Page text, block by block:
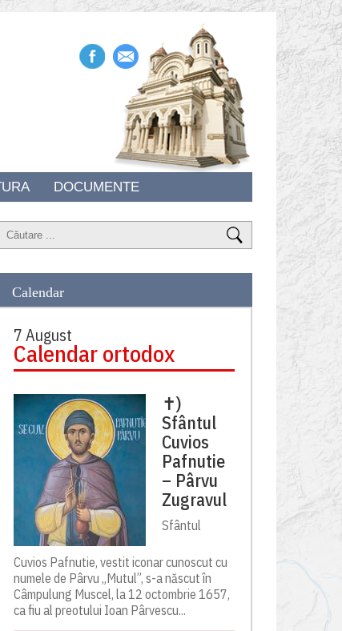
DOCUMENTE
Calendar
7 August
Calendar ortodox
✝)
Sfântul
Cuvios
Pafnutie
– Pârvu
Zugravul
Sfântul
Cuvios Pafnutie, vestit iconar cunoscut cu
numele de Pârvu „Mutul”, s-a născut în
Câmpulung Muscel, la 12 octombrie 1657,
ca fiu al preotului Ioan Pârvescu...